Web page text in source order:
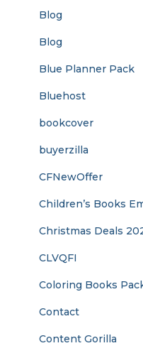
Blog
Blog
Blue Planner Pack
Bluehost
bookcover
buyerzilla
CFNewOffer
Children’s Books
Christmas Deals
CLVQFI
Coloring Books
Contact
Content Gorilla